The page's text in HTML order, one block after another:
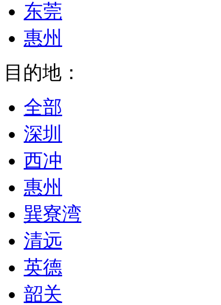
东莞
惠州
目的地：
全部
深圳
西冲
惠州
巽寮湾
清远
英德
韶关